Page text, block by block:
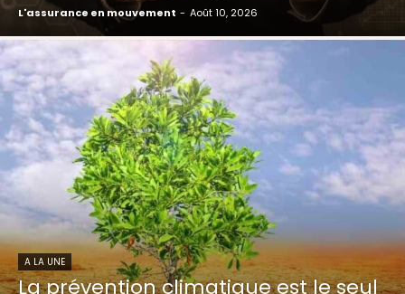
L'assurance en mouvement - Août 10, 2026
A LA UNE
La prévention climatique est le seul